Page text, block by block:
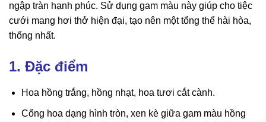
ngập tràn hạnh phúc. Sử dụng gam màu này giúp cho tiệc
cưới mang hơi thở hiện đại, tạo nên một tổng thể hài hòa,
thống nhất.
1. Đặc điểm
Hoa hồng trắng, hồng nhạt, hoa tươi cắt cành.
Cổng hoa dạng hình tròn, xen kè giữa gam màu hồng